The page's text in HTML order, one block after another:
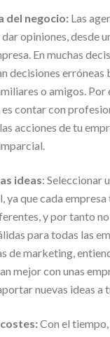
del negocio: Las
opiniones, desde
En muchas
decisiones erróneas
o amigos. Por
contar con
acciones de tu
ideas: Seleccionar
ya que cada empresa
y por tanto
para todas las
de marketing,
mejor con unas
nuevas ideas a
costes:Con el